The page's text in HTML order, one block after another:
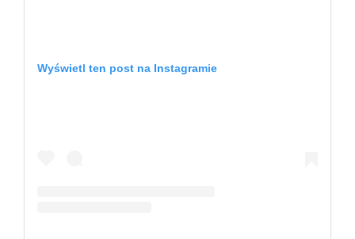
Wyświetl ten post na Instagramie